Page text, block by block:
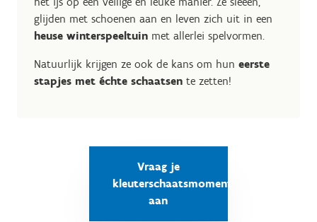
glijden met schoenen aan en leven zich uit in een
heuse winterspeeltuin met allerlei spelvormen.
Natuurlijk krijgen ze ook de kans om hun eerste
stapjes met échte schaatsen te zetten!
Vraag je
kleuterschaatsmoment
aan